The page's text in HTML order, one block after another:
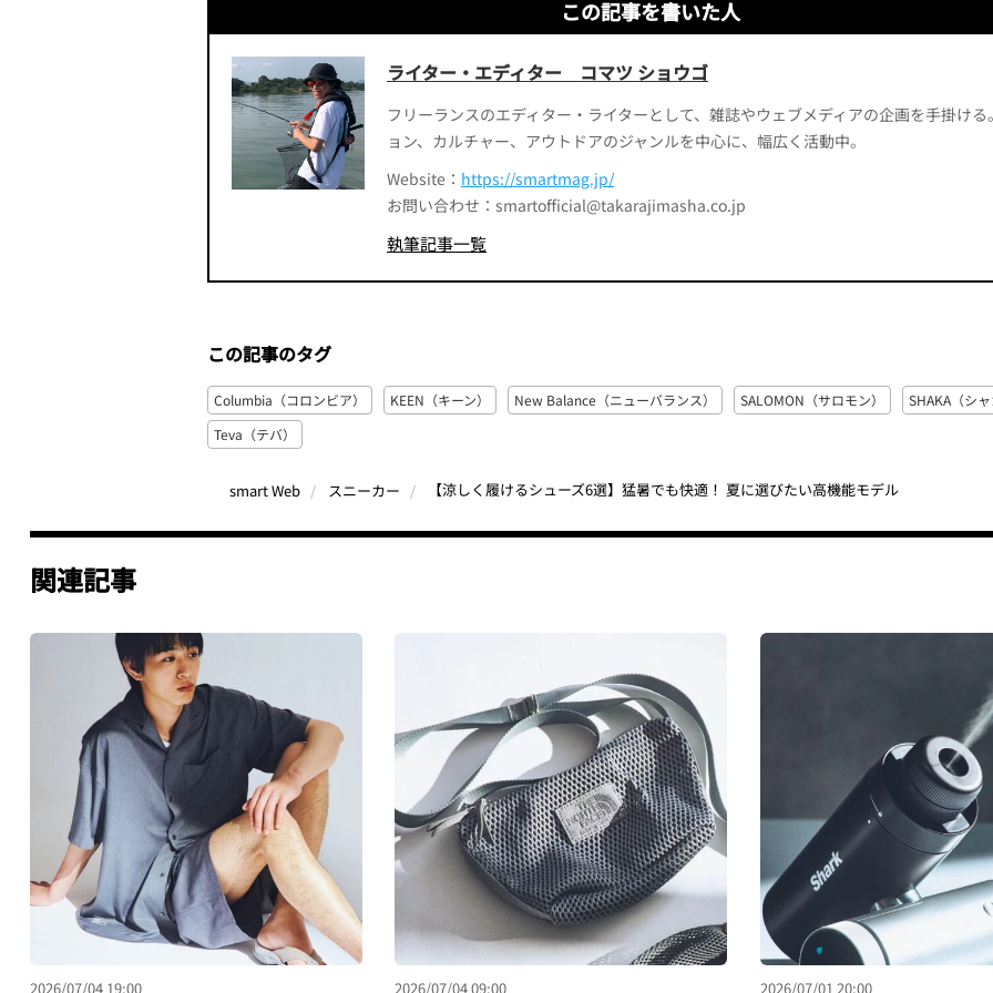
この記事を書いた人
ライター・エディター コマツ ショウゴ
フリーランスのエディター・ライターとして、雑誌やウェブメディアの企画を手掛ける
ョン、カルチャー、アウトドアのジャンルを中心に、幅広く活動中。
Website： https://smartmag.jp/
お問い合わせ：smartofficial@takarajimasha.co.jp
執筆記事一覧
この記事のタグ
Columbia（コロンビア） KEEN（キーン） New Balance（ニューバランス） SALOMON（サロモン）
SHAKA（シャ
Teva（テバ）
smart Web スニーカー 【涼しく履けるシューズ6選】猛暑でも快適！ 夏に選びたい高機能モデル
関連記事
2026/07/04 19:00 2026/07/04 09:00 2026/07/01 20:00